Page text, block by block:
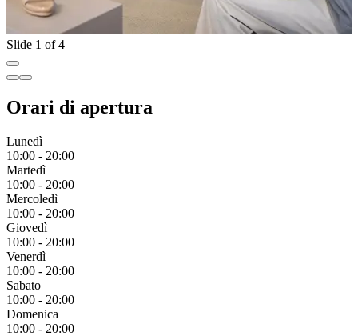
Slide 1 of 4
Orari di apertura
Lunedì
10:00 - 20:00
Martedì
10:00 - 20:00
Mercoledì
10:00 - 20:00
Giovedì
10:00 - 20:00
Venerdì
10:00 - 20:00
Sabato
10:00 - 20:00
Domenica
10:00 - 20:00